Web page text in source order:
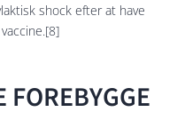
shock efter at have